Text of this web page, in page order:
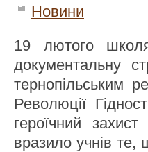
Новини
19 лютого
документальну
тернопільським
Революції
героїчний
вразило учнів те,